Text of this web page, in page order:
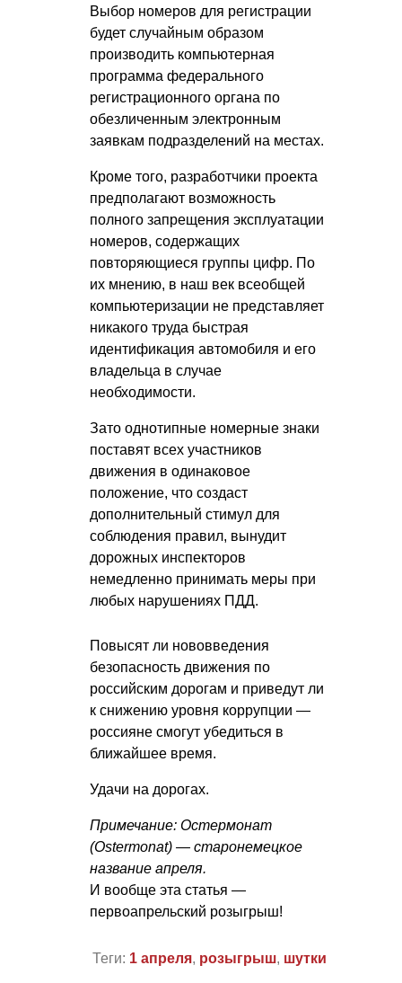
Выбор номеров для регистрации
будет случайным образом
производить компьютерная
программа федерального
регистрационного органа по
обезличенным электронным
заявкам подразделений на местах.
Кроме того, разработчики проекта
предполагают возможность
полного запрещения эксплуатации
номеров, содержащих
повторяющиеся группы цифр. По
их мнению, в наш век всеобщей
компьютеризации не представляет
никакого труда быстрая
идентификация автомобиля и его
владельца в случае
необходимости.
Зато однотипные номерные знаки
поставят всех участников
движения в одинаковое
положение, что создаст
дополнительный стимул для
соблюдения правил, вынудит
дорожных инспекторов
немедленно принимать меры при
любых нарушениях ПДД.
Повысят ли нововведения
безопасность движения по
российским дорогам и приведут ли
к снижению уровня коррупции —
россияне смогут убедиться в
ближайшее время.
Удачи на дорогах.
Примечание: Остермонат
(Ostermonat) — старонемецкое
название апреля.
И вообще эта статья —
первоапрельский розыгрыш!
Теги: 1 апреля, розыгрыш, шутки